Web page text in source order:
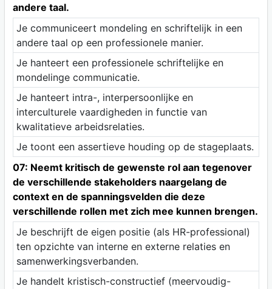
andere taal.
Je communiceert mondeling en schriftelijk in een
andere taal op een professionele manier.
Je hanteert een professionele schriftelijke en
mondelinge communicatie.
Je hanteert intra-, interpersoonlijke en
interculturele vaardigheden in functie van
kwalitatieve arbeidsrelaties.
Je toont een assertieve houding op de stageplaats.
07: Neemt kritisch de gewenste rol aan tegenover
de verschillende stakeholders naargelang de
context en de spanningsvelden die deze
verschillende rollen met zich mee kunnen brengen.
Je beschrijft de eigen positie (als HR-professional)
ten opzichte van interne en externe relaties en
samenwerkingsverbanden.
Je handelt kristisch-constructief (meervoudig-